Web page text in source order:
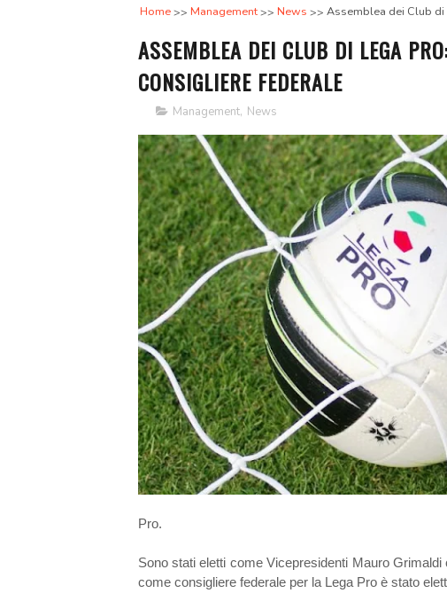
Home Management News Assemblea dei Club di
ASSEMBLEA DEI CLUB DI LEGA
CONSIGLIERE FEDERALE
Management, News
Pro.
Sono stati eletti come Vicepresidenti Mauro
come consigliere federale per la Lega Pro è stato